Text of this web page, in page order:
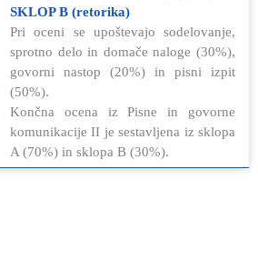
SKLOP B (retorika)
Pri oceni se upoštevajo sodelovanje,
sprotno delo in domače naloge (30%),
govorni nastop (20%) in pisni izpit
(50%).
Končna ocena iz Pisne in govorne
komunikacije II je sestavljena iz sklopa
A (70%) in sklopa B (30%).